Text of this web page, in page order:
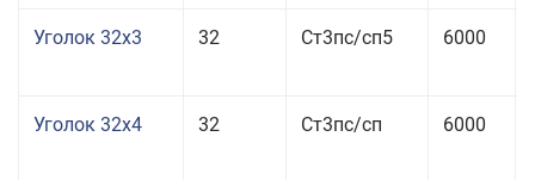
Уголок 32x3 32 Ст3пс/сп5 6000
Уголок 32x4 32 Ст3пс/сп 6000